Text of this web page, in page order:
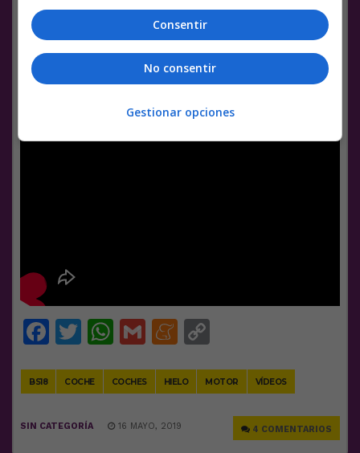
Facebook
Twitter
WhatsApp
GmailMeneame
BS18 COCHE COCHES HIELO MOTOR VÍDEOS
4 COMENTARIOS
SIN CATEGORÍA 16 MAYO, 2019
Consentir
No consentir
Gestionar opciones